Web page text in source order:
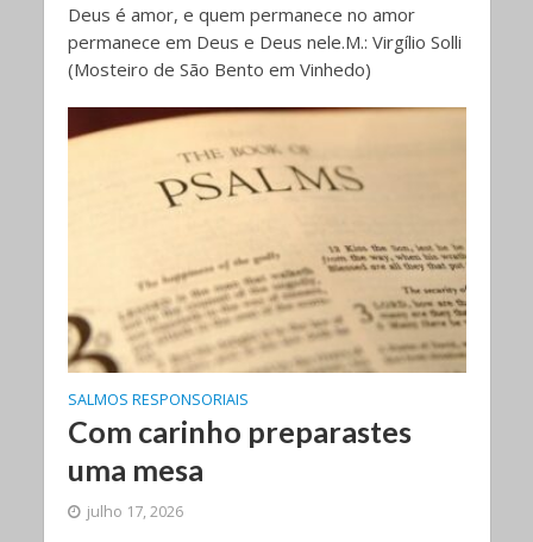
Deus é amor, e quem permanece no amor
permanece em Deus e Deus nele.M.: Virgílio Solli
(Mosteiro de São Bento em Vinhedo)
SALMOS RESPONSORIAIS
Com carinho preparastes
uma mesa
julho 17, 2026